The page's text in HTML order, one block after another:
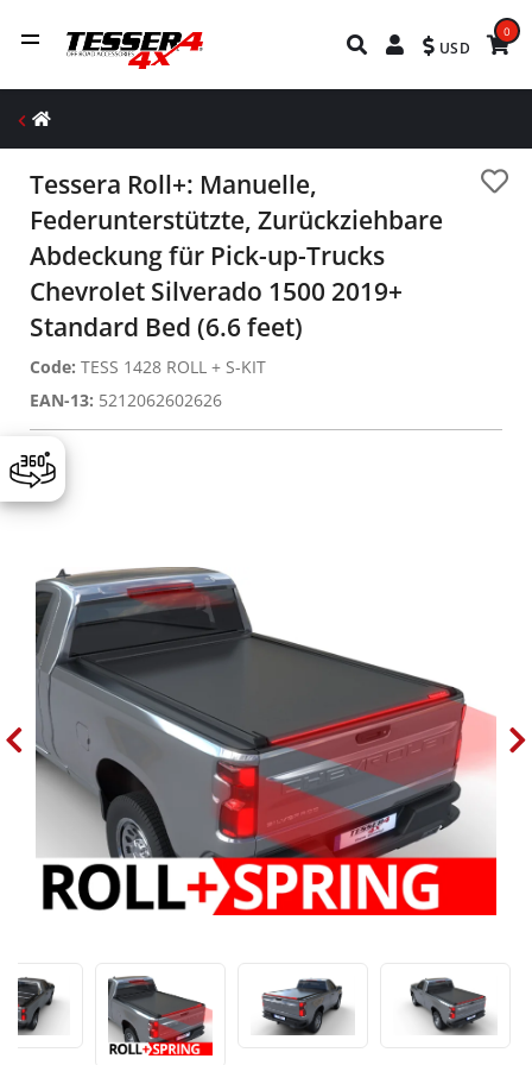
USD
0
Tessera Roll+: Manuelle,
Federunterstützte, Zurückziehbare
Abdeckung für Pick-up-Trucks
Chevrolet Silverado 1500 2019+
Standard Bed (6.6 feet)
Code: TESS 1428 ROLL + S-KIT
EAN-13: 5212062602626